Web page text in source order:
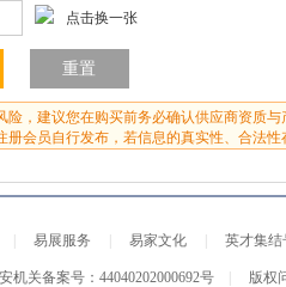
点击换一张
，建议您在购买前务必确认供应商资质与
会员自行发布，若信息的真实性、合法性
易展服务 易家文化 英才集结
机关备案号： 44040202000692号
版权